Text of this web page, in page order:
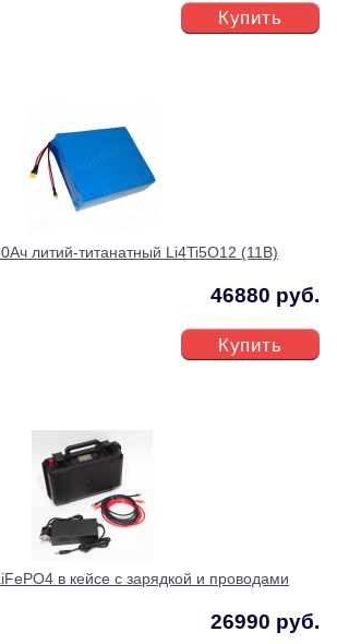
Купить
литий-титанатный Li4Ti5O12 (11В)
46880 руб.
Купить
в кейсе с зарядкой и проводами
26990 руб.